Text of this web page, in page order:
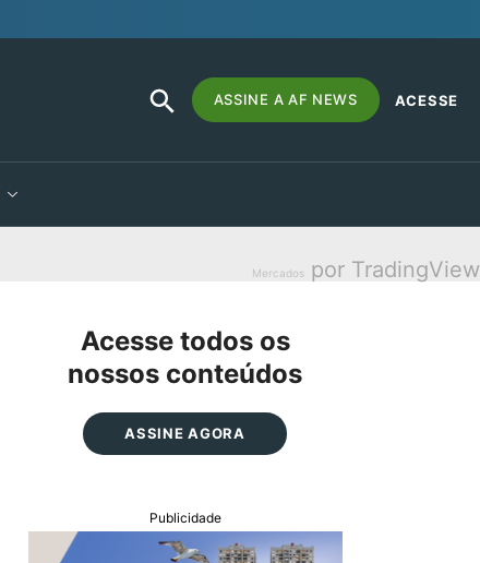
Search
for:
SEARCH
BUTTON
ASSINE A AF NEWS ACESSE
Mercados por TradingView
Acesse todos os
nossos conteúdos
ASSINE AGORA
Publicidade